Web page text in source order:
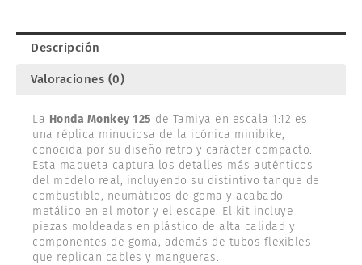
Descripción
Valoraciones (0)
La Honda Monkey 125 de Tamiya en escala 1:12 es
una réplica minuciosa de la icónica minibike,
conocida por su diseño retro y carácter compacto.
Esta maqueta captura los detalles más auténticos
del modelo real, incluyendo su distintivo tanque de
combustible, neumáticos de goma y acabado
metálico en el motor y el escape. El kit incluye
piezas moldeadas en plástico de alta calidad y
componentes de goma, además de tubos flexibles
que replican cables y mangueras.